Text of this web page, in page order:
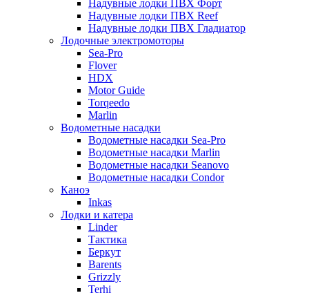
Надувные лодки ПВХ Форт
Надувные лодки ПВХ Reef
Надувные лодки ПВХ Гладиатор
Лодочные электромоторы
Sea-Pro
Flover
HDX
Motor Guide
Torqeedo
Marlin
Водометные насадки
Водометные насадки Sea-Pro
Водометные насадки Marlin
Водометные насадки Seanovo
Водометные насадки Condor
Каноэ
Inkas
Лодки и катера
Linder
Тактика
Беркут
Barents
Grizzly
Terhi